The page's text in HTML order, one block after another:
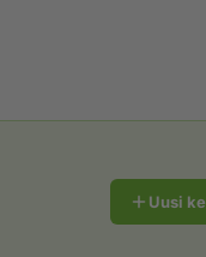
Uusi